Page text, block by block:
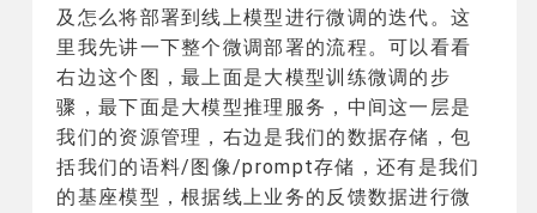
及怎么将部署到线上模型进行微调的迭代。这
里我先讲一下整个微调部署的流程。可以看看
右边这个图，最上面是大模型训练微调的步
骤，最下面是大模型推理服务，中间这一层是
我们的资源管理，右边是我们的数据存储，包
括我们的语料/图像/prompt存储，还有是我们
的基座模型，根据线上业务的反馈数据进行微